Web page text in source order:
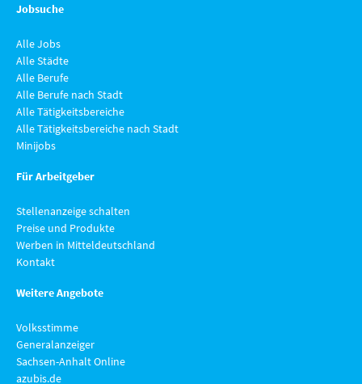
Jobsuche
Alle Jobs
Alle Städte
Alle Berufe
Alle Berufe nach Stadt
Alle Tätigkeitsbereiche
Alle Tätigkeitsbereiche nach Stadt
Minijobs
Für Arbeitgeber
Stellenanzeige schalten
Preise und Produkte
Werben in Mitteldeutschland
Kontakt
Weitere Angebote
Volksstimme
Generalanzeiger
Sachsen-Anhalt Online
azubis.de